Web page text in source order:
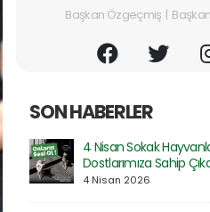
Başkan Özgeçmiş |
SON HABERLER
Prof. Dr. Serdar
Yardımcılığı Görevinde
Ziyareti